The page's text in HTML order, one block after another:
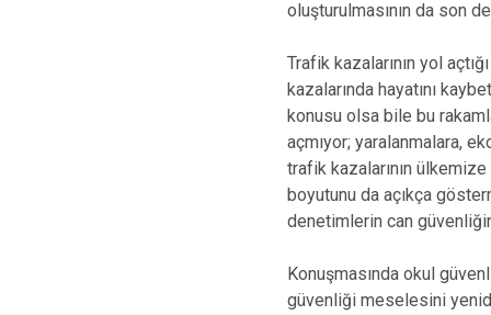
oluşturulmasının da son
Trafik kazalarının yol
kazalarında hayatını
konusu olsa bile bu
açmıyor; yaralanmalara,
trafik kazalarının
boyutunu da açıkça
denetimlerin can
Konuşmasında okul
güvenliği meselesini